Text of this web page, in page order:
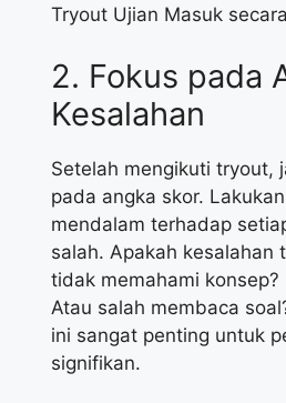
Tryout Ujian Masuk
2. Fokus pada
Kesalahan
Setelah mengikuti tryout,
pada angka skor.
mendalam terhadap
salah. Apakah kesalahan
tidak memahami konsep?
Atau salah membaca
ini sangat penting untuk
signifikan.